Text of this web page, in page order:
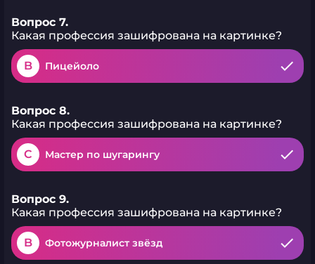
Вопрос 7.
Какая профессия зашифрована на картинке?
B Пицейоло
Вопрос 8.
Какая профессия зашифрована на картинке?
C Мастер по шугарингу
Вопрос 9.
Какая профессия зашифрована на картинке?
B Фотожурналист звёзд